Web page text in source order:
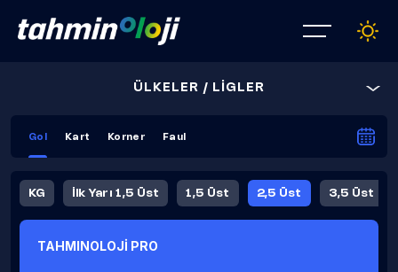
ÜLKELER / LİGLER
Gol Kart Korner Faul
KG İlk Yarı 1,5 Üst 1,5 Üst 2,5 Üst 3,5 Üst
TAHMINOLOJİ PRO